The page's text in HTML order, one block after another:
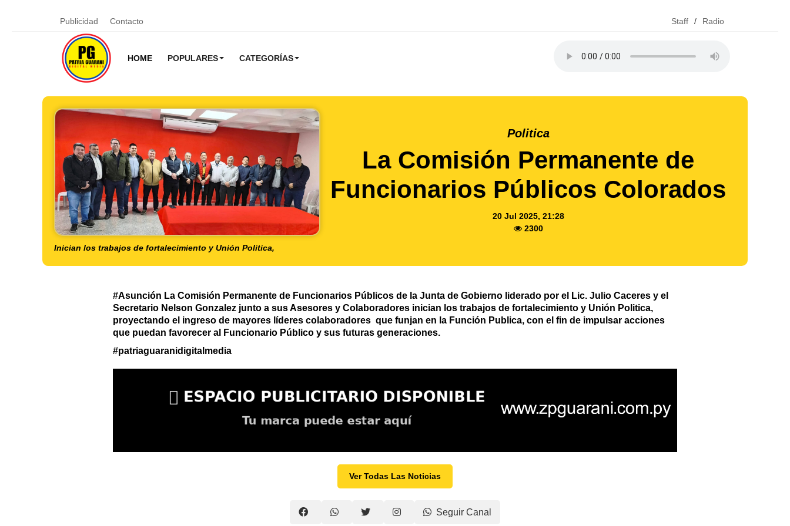
Publicidad Contacto Staff / Radio
HOME POPULARES CATEGORÍAS
Inician los trabajos de fortalecimiento y Unión Politica,
Politica
La Comisión Permanente de
Funcionarios Públicos Colorados
20 Jul 2025, 21:28
2300
#Asunción La Comisión Permanente de Funcionarios Públicos de la Junta de Gobierno liderado por el Lic. Julio Caceres y el
Secretario Nelson Gonzalez junto a sus Asesores y Colaboradores inician los trabajos de fortalecimiento y Unión Politica,
proyectando el ingreso de mayores líderes colaboradores que funjan en la Función Publica, con el fin de impulsar acciones
que puedan favorecer al Funcionario Público y sus futuras generaciones.
#patriaguaranidigitalmedia
Ver Todas Las Noticias
Seguir Canal